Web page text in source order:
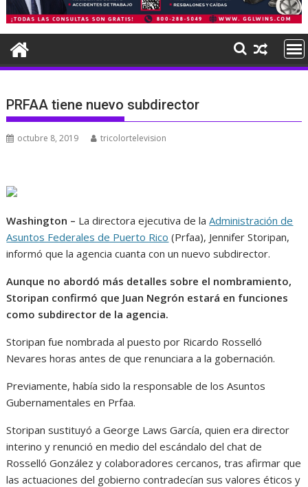
PRFAA tiene nuevo subdirector
octubre 8, 2019 tricolortelevision
Washington – La directora ejecutiva de laAdministración de
Asuntos Federales de Puerto Rico (Prfaa), Jennifer Storipan,
informó que la agencia cuanta con un nuevo subdirector.
Aunque no abordó más detalles sobre el nombramiento,
Storipan confirmó que Juan Negrón estará en funciones
como subdirector de la agencia.
Storipan fue nombrada al puesto por Ricardo Rosselló
Nevares horas antes de que renunciara a la gobernación.
Previamente, había sido la responsable de los Asuntos
Gubernamentales en Prfaa.
Storipan sustituyó a George Laws García, quien era director
interino y renunció en medio del escándalo del chat de
Rosselló González y colaboradores cercanos, tras afirmar que
las actuaciones del gobierno contradecían sus valores éticos y